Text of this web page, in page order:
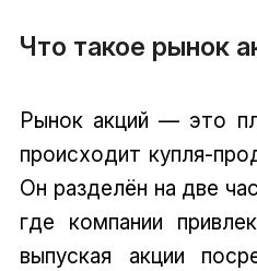
Что такое рынок
Рынок акций — это
происходит купля-
Он разделён на две
где компании
выпуская акции